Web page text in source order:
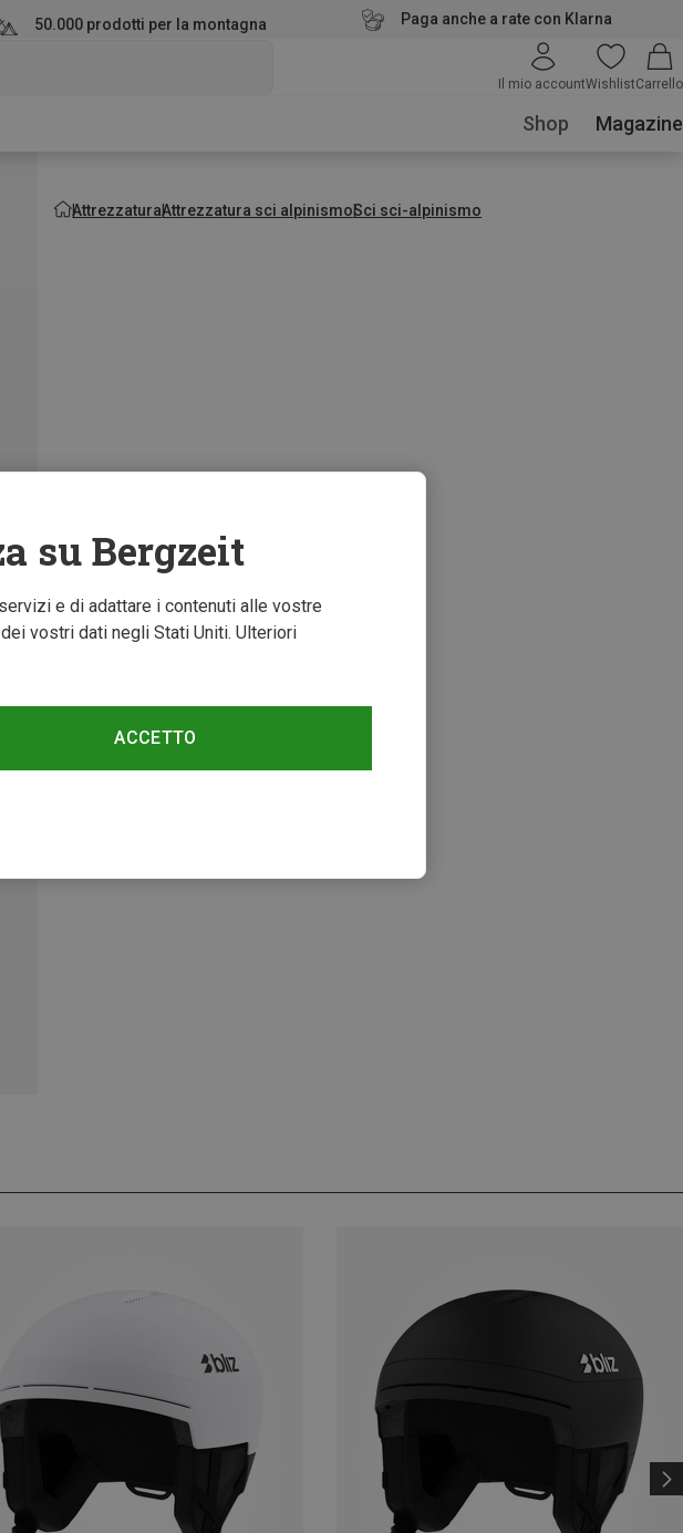
50.000 prodotti per la montagna Paga anche a rate con Klarna
Il mio accountWishlistCarrello
Shop Magazine
AttrezzaturaAttrezzatura sci alpinismoSci sci-alpinismo
su Bergzeit
e di adattare i contenuti alle vostre
vostri dati negli Stati Uniti. Ulteriori
ACCETTO